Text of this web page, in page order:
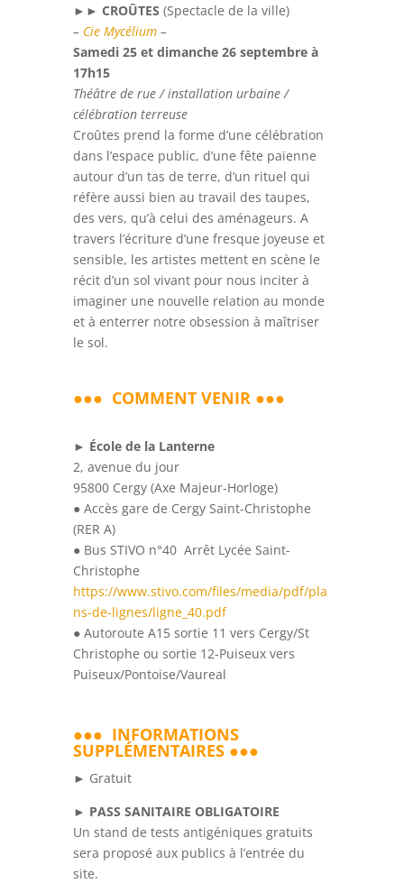
►► CROÛTES (Spectacle de la ville)
– Cie Mycélium –
Samedi 25 et dimanche 26 septembre à
17h15
Théâtre de rue / installation urbaine /
célébration terreuse
Croûtes prend la forme d’une célébration
dans l’espace public, d’une fête païenne
autour d’un tas de terre, d’un rituel qui
réfère aussi bien au travail des taupes,
des vers, qu’à celui des aménageurs. A
travers l’écriture d’une fresque joyeuse et
sensible, les artistes mettent en scène le
récit d’un sol vivant pour nous inciter à
imaginer une nouvelle relation au monde
et à enterrer notre obsession à maîtriser
le sol.
●●● COMMENT VENIR ●●●
► École de la Lanterne
2, avenue du jour
95800 Cergy (Axe Majeur-Horloge)
● Accès gare de Cergy Saint-Christophe
(RER A)
● Bus STIVO n°40 Arrêt Lycée Saint-
Christophe
https://www.stivo.com/files/media/pdf/pla
ns-de-lignes/ligne_40.pdf
● Autoroute A15 sortie 11 vers Cergy/St
Christophe ou sortie 12-Puiseux vers
Puiseux/Pontoise/Vaureal
●●● INFORMATIONS
SUPPLÉMENTAIRES ●●●
► Gratuit
► PASS SANITAIRE OBLIGATOIRE
Un stand de tests antigéniques gratuits
sera proposé aux publics à l’entrée du
site.